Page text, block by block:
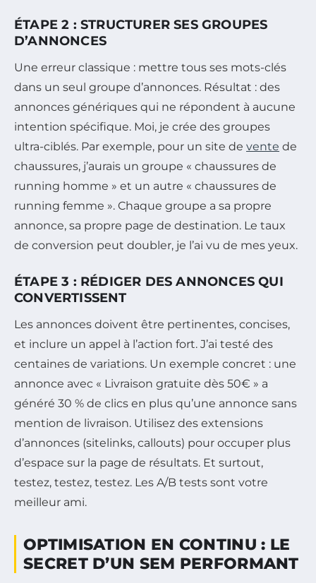
ÉTAPE 2 : STRUCTURER SES GROUPES
D’ANNONCES
Une erreur classique : mettre tous ses mots-clés
dans un seul groupe d’annonces. Résultat : des
annonces génériques qui ne répondent à aucune
intention spécifique. Moi, je crée des groupes
ultra-ciblés. Par exemple, pour un site de vente de
chaussures, j’aurais un groupe « chaussures de
running homme » et un autre « chaussures de
running femme ». Chaque groupe a sa propre
annonce, sa propre page de destination. Le taux
de conversion peut doubler, je l’ai vu de mes yeux.
ÉTAPE 3 : RÉDIGER DES ANNONCES QUI
CONVERTISSENT
Les annonces doivent être pertinentes, concises,
et inclure un appel à l’action fort. J’ai testé des
centaines de variations. Un exemple concret : une
annonce avec « Livraison gratuite dès 50€ » a
généré 30 % de clics en plus qu’une annonce sans
mention de livraison. Utilisez des extensions
d’annonces (sitelinks, callouts) pour occuper plus
d’espace sur la page de résultats. Et surtout,
testez, testez, testez. Les A/B tests sont votre
meilleur ami.
OPTIMISATION EN CONTINU : LE
SECRET D’UN SEM PERFORMANT